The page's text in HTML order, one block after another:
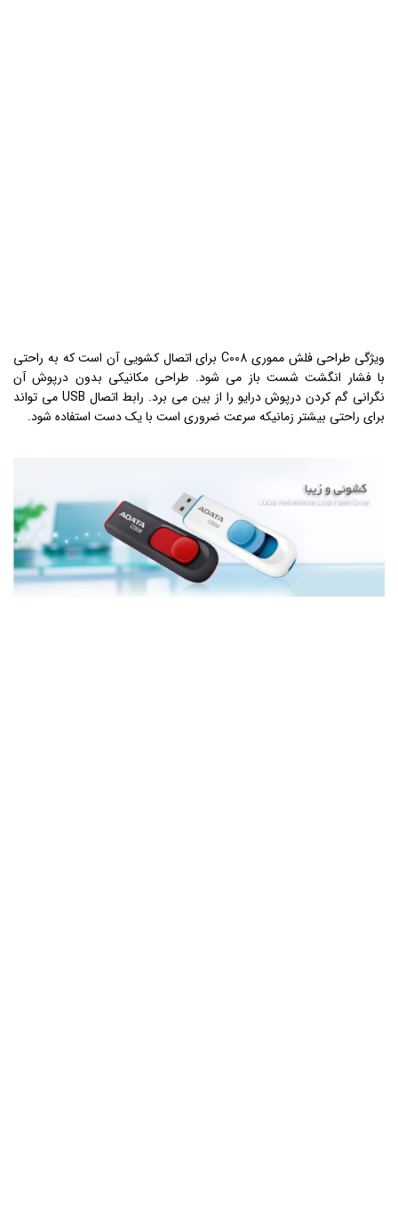
ویژگی طراحی فلش مموری C008 برای اتصال کشویی آن است که به راحتی
با فشار انگشت شست باز می شود. طراحی مکانیکی بدون درپوش آن
نگرانی گم کردن درپوش درایو را از بین می برد. رابط اتصال USB می تواند
برای راحتی بیشتر زمانیکه سرعت ضروری است با یک دست استفاده شود.